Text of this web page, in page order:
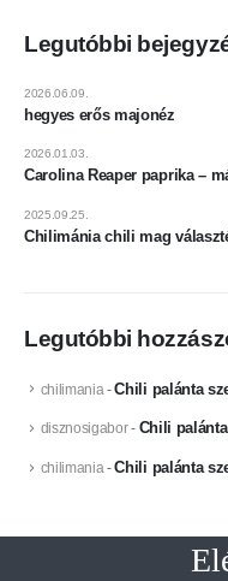
Legutóbbi
hegyes erős majonéz
2026.06.09.
Carolina Reaper paprika –
2026.01.03.
Chilimánia chili mag
2025.09.25.
Legutóbbi
chilimania -Chili palánta
disznosigabor- Chili
chilimania-Chili palánta